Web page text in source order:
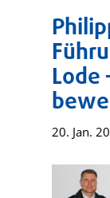
Lode
20. Jan.